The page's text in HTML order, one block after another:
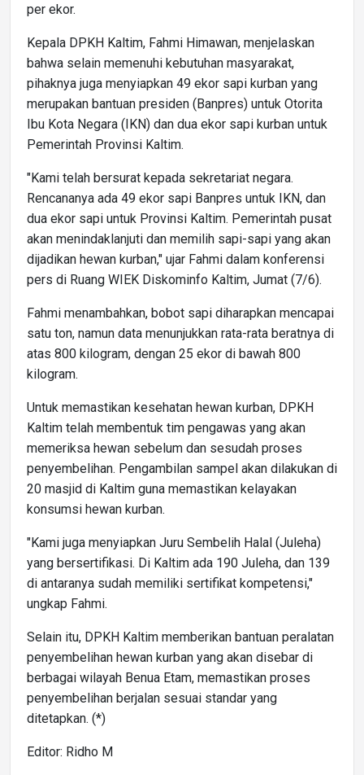
per ekor.
Kepala DPKH Kaltim, Fahmi Himawan, menjelaskan
bahwa selain memenuhi kebutuhan masyarakat,
pihaknya juga menyiapkan 49 ekor sapi kurban yang
merupakan bantuan presiden (Banpres) untuk Otorita
Ibu Kota Negara (IKN) dan dua ekor sapi kurban untuk
Pemerintah Provinsi Kaltim.
"Kami telah bersurat kepada sekretariat negara.
Rencananya ada 49 ekor sapi Banpres untuk IKN, dan
dua ekor sapi untuk Provinsi Kaltim. Pemerintah pusat
akan menindaklanjuti dan memilih sapi-sapi yang akan
dijadikan hewan kurban," ujar Fahmi dalam konferensi
pers di Ruang WIEK Diskominfo Kaltim, Jumat (7/6).
Fahmi menambahkan, bobot sapi diharapkan mencapai
satu ton, namun data menunjukkan rata-rata beratnya di
atas 800 kilogram, dengan 25 ekor di bawah 800
kilogram.
Untuk memastikan kesehatan hewan kurban, DPKH
Kaltim telah membentuk tim pengawas yang akan
memeriksa hewan sebelum dan sesudah proses
penyembelihan. Pengambilan sampel akan dilakukan di
20 masjid di Kaltim guna memastikan kelayakan
konsumsi hewan kurban.
"Kami juga menyiapkan Juru Sembelih Halal (Juleha)
yang bersertifikasi. Di Kaltim ada 190 Juleha, dan 139
di antaranya sudah memiliki sertifikat kompetensi,"
ungkap Fahmi.
Selain itu, DPKH Kaltim memberikan bantuan peralatan
penyembelihan hewan kurban yang akan disebar di
berbagai wilayah Benua Etam, memastikan proses
penyembelihan berjalan sesuai standar yang
ditetapkan. (*)
Editor: Ridho M